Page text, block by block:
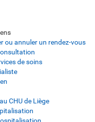
ou annuler un rendez-vous
de soins
CHU de Liège